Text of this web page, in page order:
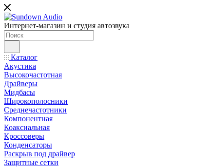
Интернет-магазин и студия автозвука
Каталог
Акустика
Высокочастотная
Драйверы
Мидбасы
Широкополосники
Среднечастотники
Компонентная
Коаксиальная
Кроссоверы
Конденсаторы
Раскрыв под драйвер
Защитные сетки